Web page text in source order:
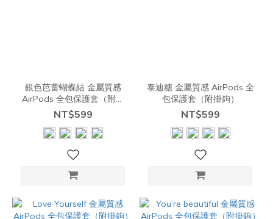
銀色芭蕾蝴蝶結 金屬質感
AirPods 全包保護套（附掛
鉤）
NT$599
泰迪糖 金屬質感 AirPods 全
包保護套（附掛鉤）
NT$599